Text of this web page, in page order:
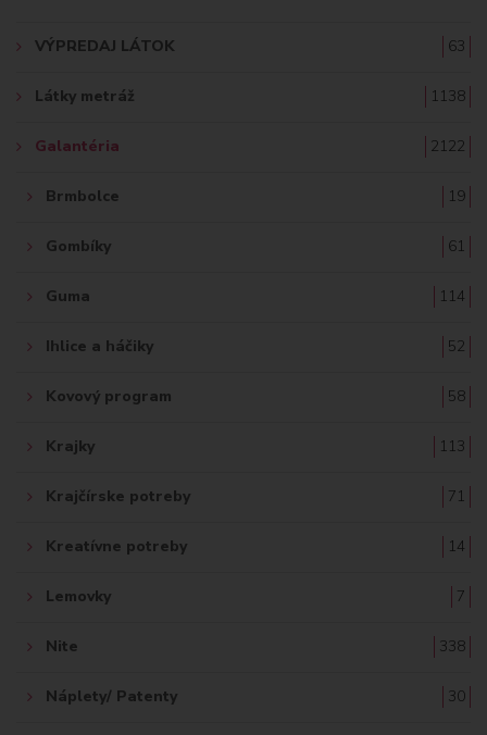
VÝPREDAJ LÁTOK 63
Látky metráž 1138
Galantéria 2122
Brmbolce 19
Gombíky 61
Guma 114
Ihlice a háčiky 52
Kovový program 58
Krajky 113
Krajčírske potreby 71
Kreatívne potreby 14
Lemovky 7
Nite 338
Náplety/ Patenty 30